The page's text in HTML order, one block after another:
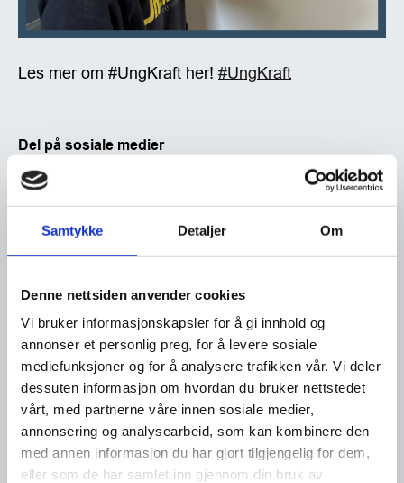
Samtykke Detaljer Om
Denne nettsiden anvender cookies
Vi bruker informasjonskapsler for å gi innhold og
annonser et personlig preg, for å levere sosiale
mediefunksjoner og for å analysere trafikken vår. Vi deler
dessuten informasjon om hvordan du bruker nettstedet
vårt, med partnerne våre innen sosiale medier,
annonsering og analysearbeid, som kan kombinere den
med annen informasjon du har gjort tilgjengelig for dem,
eller som de har samlet inn gjennom din bruk av
Les mer om #UngKraft her! #UngKraft
Del på sosiale medier